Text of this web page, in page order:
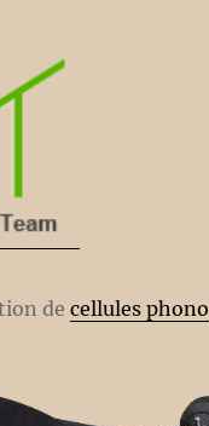
decellules phono